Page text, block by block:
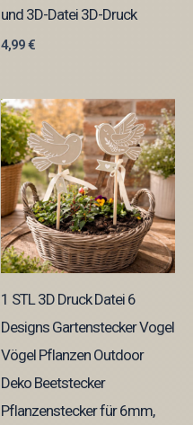
und 3D-Datei 3D-Druck
4,99€
1 STL 3D Druck Datei 6
Designs Gartenstecker Vogel
Vögel Pflanzen Outdoor
Deko Beetstecker
Pflanzenstecker für 6mm,